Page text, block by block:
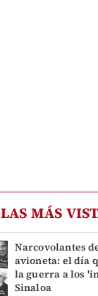
LAS MÁS
Narcovolantes
avioneta: el día
la guerra a los
Sinaloa